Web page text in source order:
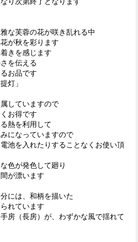
な芙蓉の花が咲き乱れる中
が秋を彩ります
きを感じます
を伝える
お品です
灯」
していますので
お得です
熱を利用して
になっていますので
池を入れたりすることなくお使い頂
色が発色して廻り
が漂います
には、和柄を描いた
れています
房（長房）が、わずかな風で揺れて